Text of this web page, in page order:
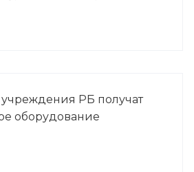
РБ получат
оборудование